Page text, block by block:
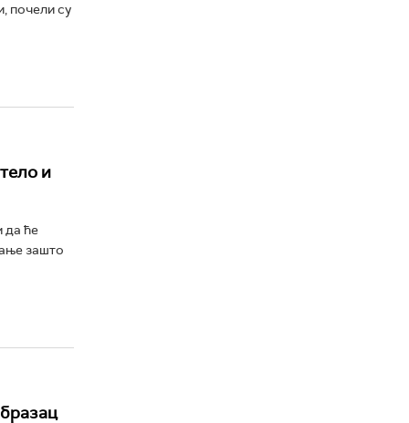
почели су
и
да ће
зашто